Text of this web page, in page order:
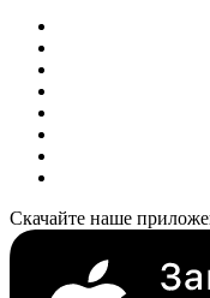
Скачайте наше